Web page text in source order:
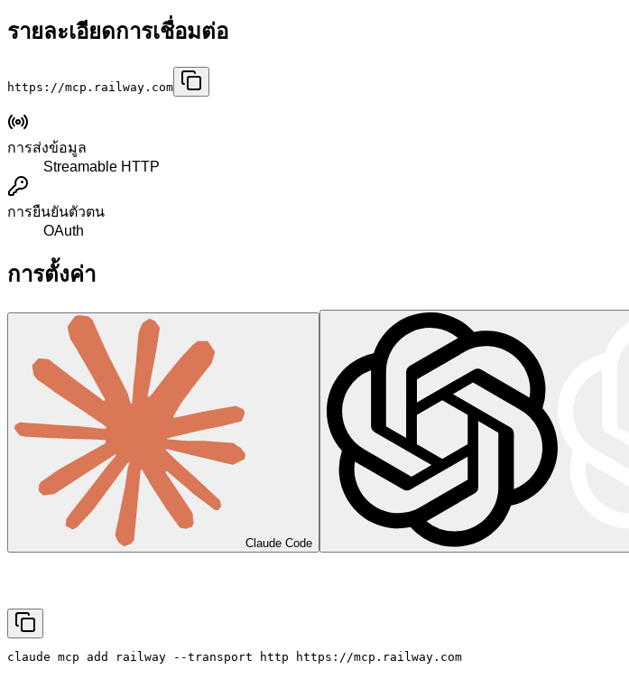
รายละเอียดการเชื่อมต่อ
https://mcp.railway.com
การส่งข้อมูล
Streamable HTTP
การยืนยันตัวตน
OAuth
การตั้งค่า
Claude Code
claude mcp add railway --transport http https://mcp.railway.com